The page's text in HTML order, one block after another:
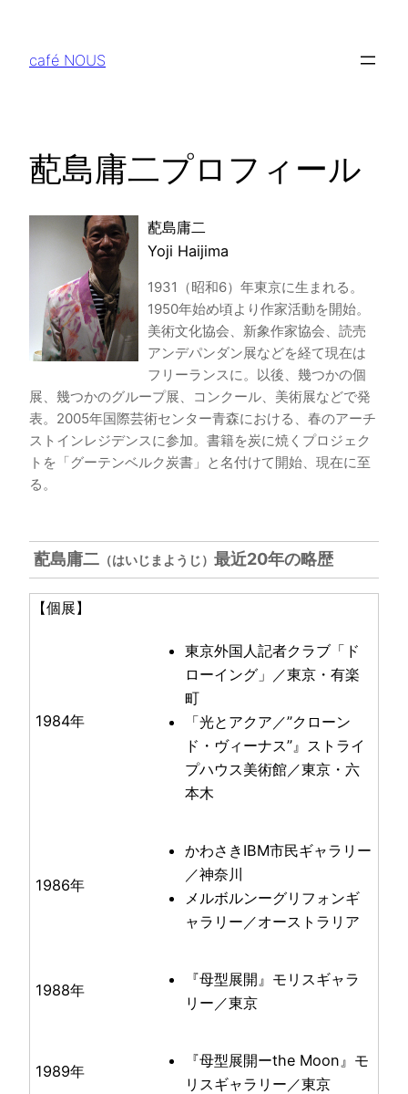
café NOUS
蓜島庸二プロフィール
蓜島庸二
Yoji Haijima
1931（昭和6）年東京に生まれる。
1950年始め頃より作家活動を開始。
美術文化協会、新象作家協会、読売
アンデパンダン展などを経て現在は
フリーランスに。以後、幾つかの個
展、幾つかのグループ展、コンクール、美術展などで発
表。2005年国際芸術センター青森における、春のアーチ
ストインレジデンスに参加。書籍を炭に焼くプロジェク
トを「グーテンベルク炭書」と名付けて開始、現在に至
る。
蓜島庸二 （はいじまようじ） 最近20年の略歴
【個展】
1984年
東京外国人記者クラブ「ド
ローイング」／東京・有楽
町
「光とアクア／”クローン
ド・ヴィーナス”』ストライ
プハウス美術館／東京・六
本木
1986年
かわさきIBM市民ギャラリー
／神奈川
メルボルンーグリフォンギ
ャラリー／オーストラリア
1988年
『母型展開』モリスギャラ
リー／東京
1989年
『母型展開ーthe Moon』モ
リスギャラリー／東京